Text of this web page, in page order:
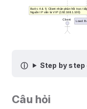
Step by step
Câu hỏi